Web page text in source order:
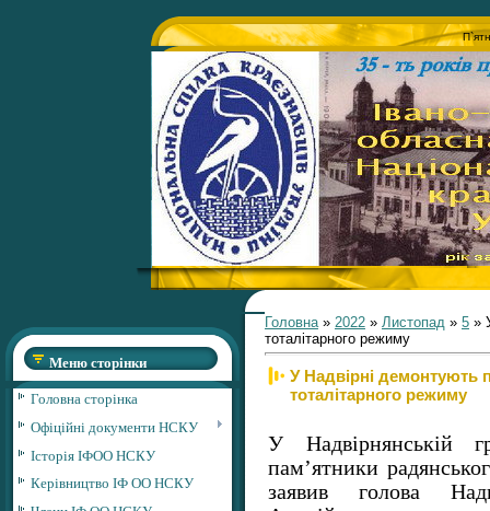
Меню сторінки
Головна сторінка
Офіційні документи НСКУ
Історія ІФОО НСКУ
Керівництво ІФ ОО НСКУ
Головна» 2022 » Листопад » 5 »
тоталітарного режиму
У Надвірні демонтують
тоталітарного режиму
У Надвірнянській
пам’ятники
заявив голова